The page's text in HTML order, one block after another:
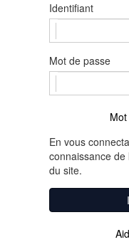
Identifiant
Mot de passe
En vous
connaissance de
du site.